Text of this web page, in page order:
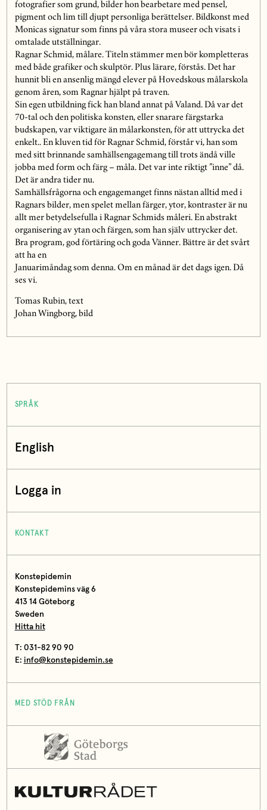
fotografier som grund, bilder hon bearbetare med pensel,
pigment och lim till djupt personliga berättelser. Bildkonst med
Monicas signatur som finns på våra stora museer och visats i
omtalade utställningar.
Ragnar Schmid, målare. Titeln stämmer men bör kompletteras
med både grafiker och skulptör. Plus lärare, förstås. Det har
hunnit bli en ansenlig mängd elever på Hovedskous målarskola
genom åren, som Ragnar hjälpt på traven.
Sin egen utbildning fick han bland annat på Valand. Då var det
70-tal och den politiska konsten, eller snarare färgstarka
budskapen, var viktigare än målarkonsten, för att uttrycka det
enkelt.. En kluven tid för Ragnar Schmid, förstår vi, han som
med sitt brinnande samhällsengagemang till trots ändå ville
jobba med form och färg – måla. Det var inte riktigt ”inne” då.
Det är andra tider nu.
Samhällsfrågorna och engagemanget finns nästan alltid med i
Ragnars bilder, men spelet mellan färger, ytor, kontraster är nu
allt mer betydelsefulla i Ragnar Schmids måleri. En abstrakt
organisering av ytan och färgen, som han själv uttrycker det.
Bra program, god förtäring och goda Vänner. Bättre är det svårt
att ha en
Januarimåndag som denna. Om en månad är det dags igen. Då
ses vi.
Tomas Rubin, text
Johan Wingborg, bild
SPRÅK
English
Logga in
KONTAKT
Konstepidemin
Konstepidemins väg 6
413 14 Göteborg
Sweden
Hitta hit
T: 031-82 90 90
E: info@konstepidemin.se
MED STÖD FRÅN